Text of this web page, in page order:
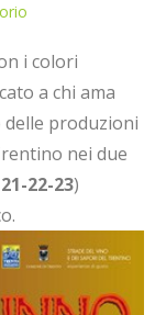
i colori
a chi ama
produzioni
nei due
21-22-23)